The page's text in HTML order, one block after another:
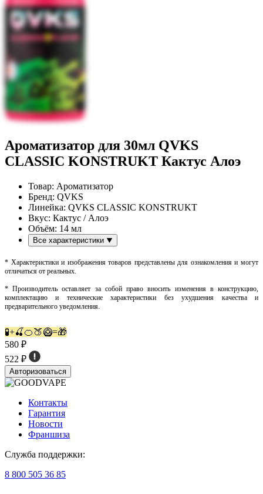
Ароматизатор для 30мл QVKS
CLASSIC KONSTRUKT Кактус Алоэ
Товар: Ароматизатор
Бренд: QVKS
Линейка: QVKS CLASSIC KONSTRUKT
Вкус: Кактус / Алоэ
Объём: 14 мл
Все характеристики
* Характеристики и изображения товаров представлены для ознакомления и могут
отличаться от реальных.
* Производитель оставляет за собой право вносить изменения в конструкцию,
комплектацию и технические характеристики без ухудшения качества и
предварительного уведомления.
🧪+🍒🍊🍑🥝=🎁
580 ₽
522 ₽
Авторизоваться
Контакты
Гарантия
Новости
Франшиза
Служба поддержки:
8 800 505 36 85